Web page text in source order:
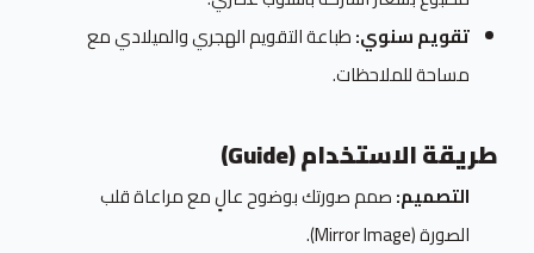
تقويم سنوي:طباعة التقويم الهجري والميلادي مع
مساحة للملاحظات.
طريقة الاستخدام (Guide)
التصميم:صمم صورتك بوضوح عالٍ مع مراعاة قلب
الصورة (Mirror Image).